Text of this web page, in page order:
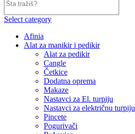
Select category
Afinia
Alat za manikir i pedikir
Alat za pedikir
Cangle
Četkice
Dodatna oprema
Makaze
Nastavci za El. turpiju
Nastavci za električnu turpiju
Pincete
Pogurivači